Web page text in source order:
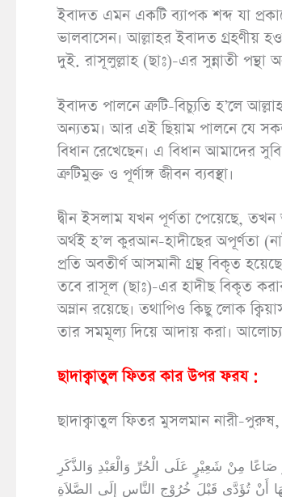
ইবাদত এমন একটি ব্যাপক শব্দ যা
ভালবাসেন। আল্লাহর ইবাদত গ্রহণীয়
দুই. রাসূলুল্লাহ (ছাঃ)-এর সুন্নাতী
ইবাদত পালনে ত্রুটি-বিচ্যুতি হ’লে
অন্যতম। আর এই ছিয়াম পালনে যে সকল
বিধান রেখেছেন। এ বিধান আমাদের
ত্রুটিমুক্ত ও পূর্ণাঙ্গ জীবন ব্যবস্থা।
দ্বীন ইসলাম যখন পূর্ণতা পেয়েছে, তখন
অর্থই হ’ল কুরআন-হাদীছের অপূর্ণতা
প্রতি অবতীর্ণ আসমানী গ্রন্থ বিকৃত
তবে রাসূল (ছাঃ)-এর হাদীছ বিকৃত করার
অম্লান রয়েছে। তথাপিও কিছু লোক
তার সমমূল্য দিয়ে আদায় করা। আলোচ্য
ছাদাক্বাতুল ফিতর কার উপর ফরয :
ছাদাক্বাতুল ফিতর মুসলমান নারী-
مِنْ شَعِيْرٍ عَلَى الْحُرِّ وَالْعَبْدِ وَالذَّكَرِ